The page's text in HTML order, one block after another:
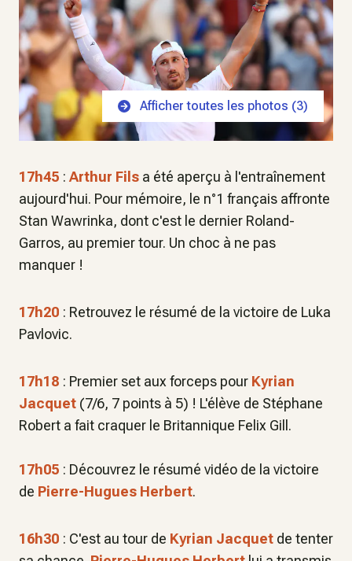
Afficher toutes les photos (3)
17h45 : Arthur Fils a été aperçu à l'entraînement
aujourd'hui. Pour mémoire, le n°1 français affronte
Stan Wawrinka, dont c'est le dernier Roland-
Garros, au premier tour. Un choc à ne pas
manquer !
17h20 : Retrouvez le résumé de la victoire de Luka
Pavlovic.
17h18 : Premier set aux forceps pour Kyrian
Jacquet (7/6, 7 points à 5) ! L'élève de Stéphane
Robert a fait craquer le Britannique Felix Gill.
17h05 : Découvrez le résumé vidéo de la victoire
de Pierre-Hugues Herbert.
16h30 : C'est au tour de Kyrian Jacquet de tenter